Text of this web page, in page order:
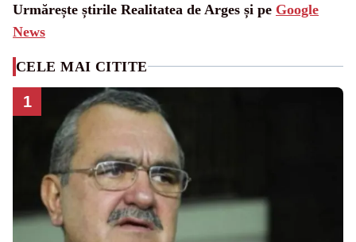
Urmărește știrile Realitatea de Arges și pe Google
News
CELE MAI CITITE
1